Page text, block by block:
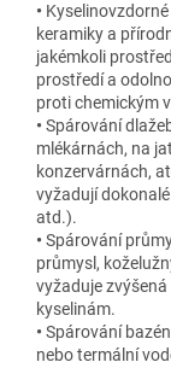
•
keramiky a
jakémkoli
prostředí a
proti chemickým
•Spárování
mlékárnách, na
konzervárnách,
vyžadují
atd.).
•Spárování
průmysl,
vyžaduje
kyselinám.
•Spárování
nebo termální